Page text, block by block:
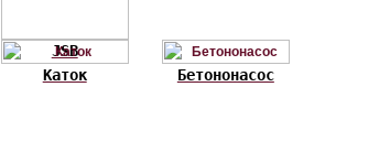
JSB
Каток Бетононасос